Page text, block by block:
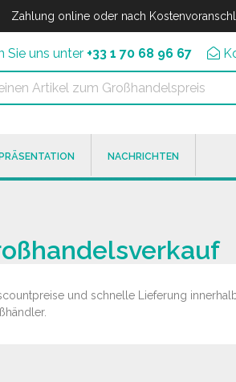
Zahlung online oder nach
Sie uns unter +33 1 70 68 96 67
PRÄSENTATION NACHRICHTEN
und schnelle Lieferung